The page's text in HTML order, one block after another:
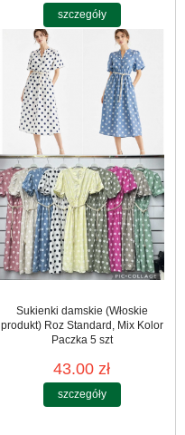
szczegóły
Sukienki damskie (Włoskie
produkt) Roz Standard, Mix Kolor
Paczka 5 szt
43.00 zł
szczegóły